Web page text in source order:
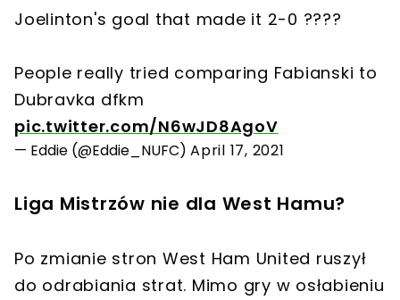
Joelinton's goal that made it 2-0 ????
People really tried comparing Fabianski to
Dubravka dfkm
pic.twitter.com/N6wJD8AgoV
— Eddie (@Eddie_NUFC) April 17, 2021
Liga Mistrzów nie dla West Hamu?
Po zmianie stron West Ham United ruszył
do odrabiania strat. Mimo gry w osłabieniu